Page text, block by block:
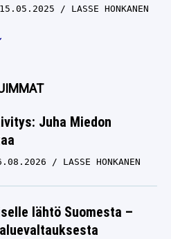
15.05.2025
LASSE HONKANEN
NHL-tähti puhui suunsa
Pennanen reagoi IS:ssä
08.05.2025
LASSE HONKANEN
hämmästellyt
suomalainen NHL-tähti
teki ratkaisunsa
Leijonien suhteen
Juha Miedon
LASSE HONKANEN
lähtö Suomesta –